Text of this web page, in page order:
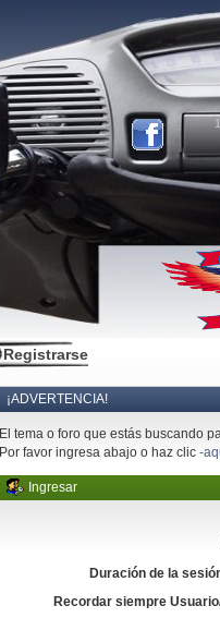
Registrarse
¡ADVERTENCIA!
El tema o foro que estás buscando
Por favor ingresa abajo o haz clic-
Ingresar
Duración de la
Recordar siempre